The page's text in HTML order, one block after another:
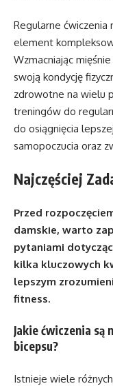
Regularne ćwiczenia
element
Wzmacniając
swoją kondycję
zdrowotne na wielu
treningów do
do osiągnięcia
samopoczucia oraz
Najczęściej
Przed
damskie, warto
pytaniami
kilka kluczowych
lepszym
fitness.
Jakie ćwiczenia są
bicepsu?
Istnieje wiele